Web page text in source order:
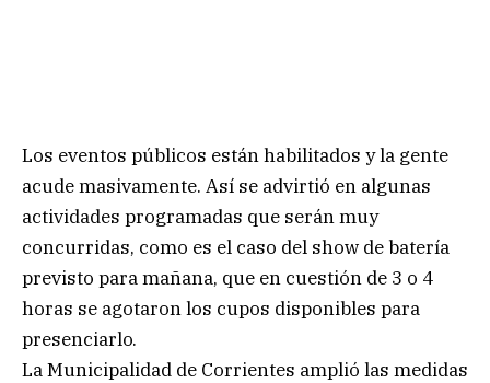
Los eventos públicos están habilitados y la gente
acude masivamente. Así se advirtió en algunas
actividades programadas que serán muy
concurridas, como es el caso del show de batería
previsto para mañana, que en cuestión de 3 o 4
horas se agotaron los cupos disponibles para
presenciarlo.
La Municipalidad de Corrientes amplió las medidas